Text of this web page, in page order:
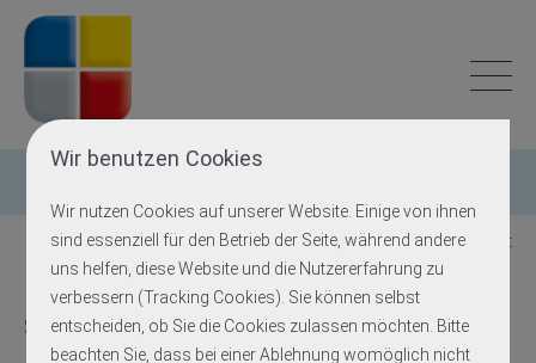
Wir benutzen Cookies
Wir nutzen Cookies auf unserer Website. Einige von ihnen
sind essenziell für den Betrieb der Seite, während andere
uns helfen, diese Website und die Nutzererfahrung zu
verbessern (Tracking Cookies). Sie können selbst
entscheiden, ob Sie die Cookies zulassen möchten. Bitte
beachten Sie, dass bei einer Ablehnung womöglich nicht
Zurück zur Übersicht
Sick-Sinus-Syndrom